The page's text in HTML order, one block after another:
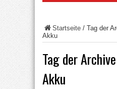
Startseite / Tag der
Akku
Tag der
Akku